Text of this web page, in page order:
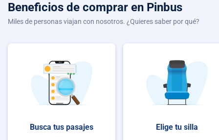
Beneficios de comprar en Pinbus
Miles de personas viajan con nosotros. ¿Quieres saber por qué?
Busca tus pasajes Elige tu silla